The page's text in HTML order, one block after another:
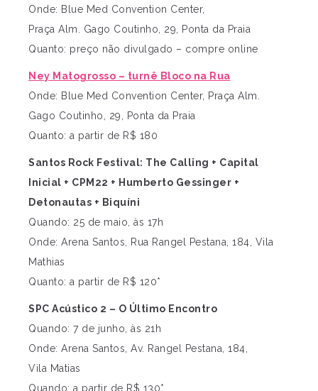
Onde: Blue Med Convention Center,
Praça Alm. Gago Coutinho, 29, Ponta da Praia
Quanto: preço não divulgado – compre online
Ney Matogrosso – turnê Bloco na Rua
Onde: Blue Med Convention Center, Praça Alm.
Gago Coutinho, 29, Ponta da Praia
Quanto: a partir de R$ 180
Santos Rock Festival: The Calling + Capital
Inicial + CPM22 + Humberto Gessinger +
Detonautas + Biquíni
Quando: 25 de maio, às 17h
Onde: Arena Santos, Rua Rangel Pestana, 184, Vila
Mathias
Quanto: a partir de R$ 120*
SPC Acústico 2 – O Último Encontro
Quando: 7 de junho, às 21h
Onde: Arena Santos, Av. Rangel Pestana, 184,
Vila Matias
Quando: a partir de R$ 130*